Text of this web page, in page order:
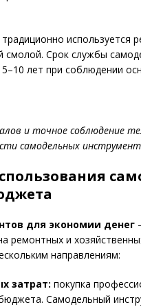
используется
смолой. Срок службы
лет при соблюдении
и точное соблюдение
самодельных
для экономии денег
ремонтных и
направлениям:
затрат: покупка
Самодельный